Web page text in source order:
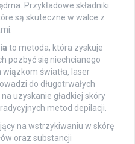
Przykładowe składniki
są skuteczne w walce z
to metoda, która zyskuje
pozbyć się niechcianego
wiązkom światła, laser
do długotrwałych
uzyskanie gładkiej skóry
metod depilacji.
na wstrzykiwaniu w skórę
oraz substancji